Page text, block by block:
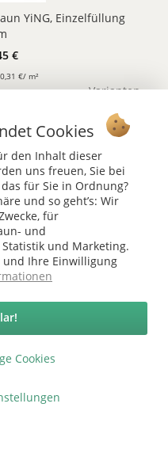
YiNG, Einzelfüllung
€
€/ m²
Varianten
Vertrag widerrufen
*
.
Cookies
den Inhalt dieser
uns freuen, Sie bei
für Sie in Ordnung?
und so geht’s: Wir
für
und
und Marketing.
und Ihre Einwilligung
Cookies